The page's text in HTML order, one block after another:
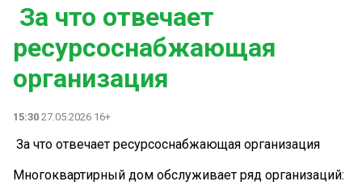
️ За что отвечает
ресурсоснабжающая
организация
15:30 27.05.2026 16+
️ За что отвечает ресурсоснабжающая организация
Многоквартирный дом обслуживает ряд организаций: